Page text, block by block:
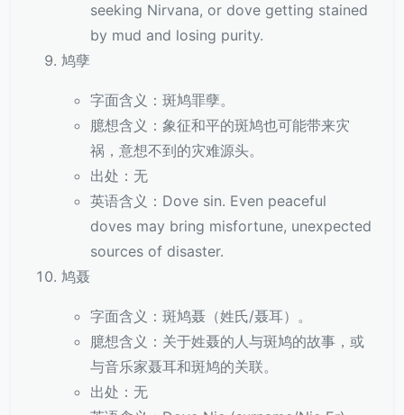
seeking Nirvana, or dove getting stained
by mud and losing purity.
鸠孽
字面含义：斑鸠罪孽。
臆想含义：象征和平的斑鸠也可能带来灾
祸，意想不到的灾难源头。
出处：无
英语含义：Dove sin. Even peaceful
doves may bring misfortune, unexpected
sources of disaster.
鸠聂
字面含义：斑鸠聂（姓氏/聂耳）。
臆想含义：关于姓聂的人与斑鸠的故事，或
与音乐家聂耳和斑鸠的关联。
出处：无